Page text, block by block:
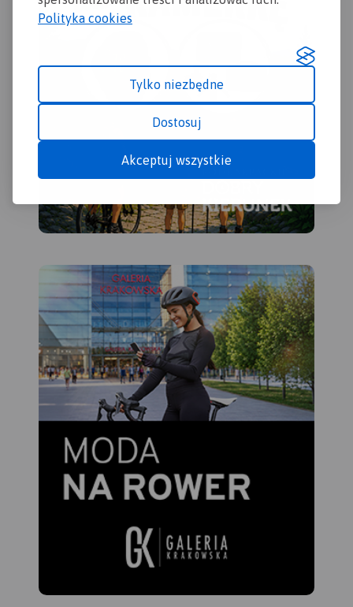
Polityka cookies
Tylko niezbędne
Dostosuj
Akceptuj wszystkie
parki narodowe, uzdrowiska,
UNESCO. Legenda w
angielskim, czeskim i
słowackim.
Mapa dodatkowo zawiera:
- schemat dróg płatnych na
Słowacji i w Czechach;
ekspresowych na Słowacji;
- plany Pragi i Bratysławy;
podróżujących samochodem
po Słowacji i Czechach
(m.in.: wybrane przepisy
drogowe, wymagane
dokumenty, obowiązkowe
wyposażenie samochodu,
rodzaje winiet).
Mapę offline można zakupić
w aplikacji Traseo na
urządzenia mobilne.Rok